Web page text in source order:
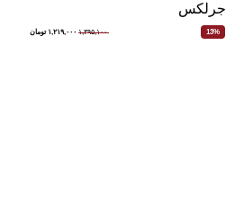
جرلکس
13% ۱,۳۹۵,۱۰۰ ۱,۲۱۹,۰۰۰ تومان